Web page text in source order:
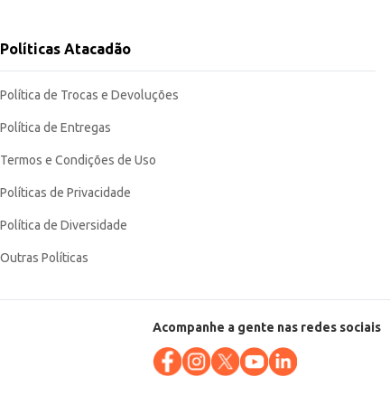
Políticas Atacadão
Política de Trocas e Devoluções
Política de Entregas
Termos e Condições de Uso
Políticas de Privacidade
Política de Diversidade
Outras Políticas
Acompanhe a gente nas redes sociais